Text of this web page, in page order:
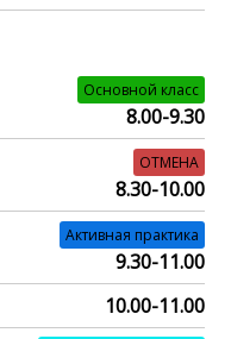
Основной класс
8.00-9.30
ОТМЕНА
8.30-10.00
Активная практика
9.30-11.00
10.00-11.00